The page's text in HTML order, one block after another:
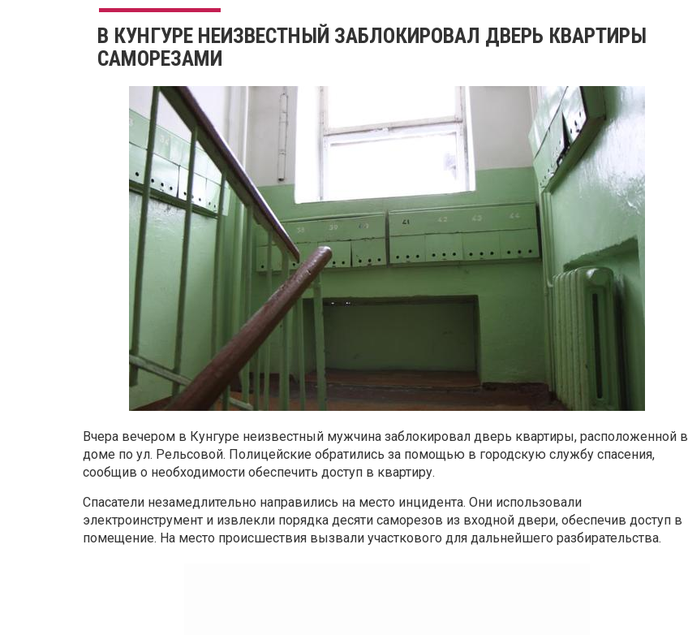
​В КУНГУРЕ НЕИЗВЕСТНЫЙ ЗАБЛОКИРОВАЛ ДВЕРЬ КВАРТИРЫ
САМОРЕЗАМИ
Вчера вечером в Кунгуре неизвестный мужчина заблокировал дверь квартиры, расположенной в
доме по ул. Рельсовой. Полицейские обратились за помощью в городскую службу спасения,
сообщив о необходимости обеспечить доступ в квартиру.
Спасатели незамедлительно направились на место инцидента. Они использовали
электроинструмент и извлекли порядка десяти саморезов из входной двери, обеспечив доступ в
помещение. На место происшествия вызвали участкового для дальнейшего разбирательства.